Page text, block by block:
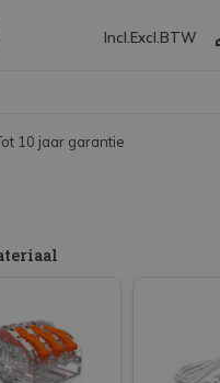
Incl. Excl. BTW
10 jaar garantie